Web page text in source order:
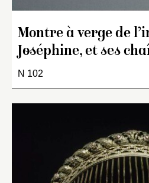
Montre à verge de
Joséphine, et ses
N 102